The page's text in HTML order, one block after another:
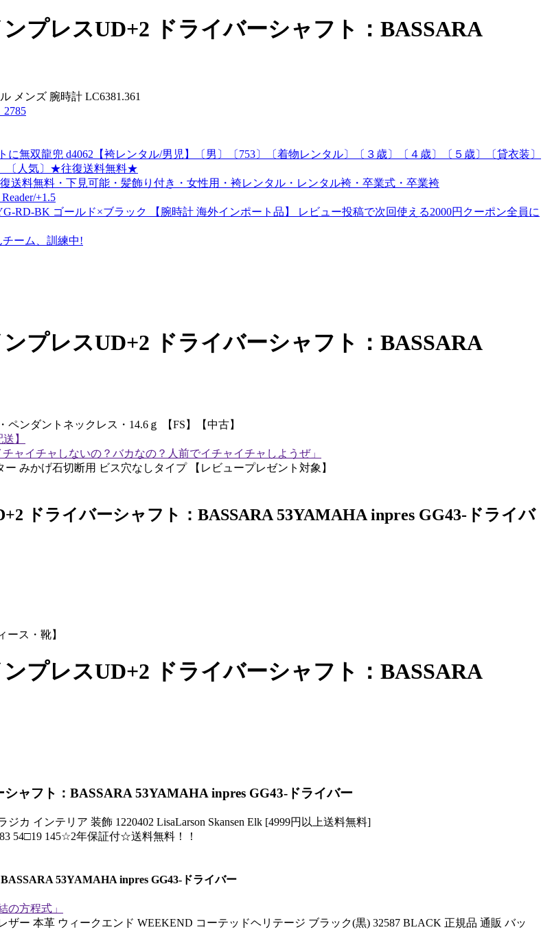
プレスUD+2 ドライバーシャフト：BASSARA
メンズ 腕時計 LC6381.361
無双龍兜 d4062【袴レンタル/男児】〔男〕〔753〕〔着物レンタル〕〔３歳〕〔４歳〕〔５歳〕〔貸衣装〕
〕〔人気〕★往復送料無料★
送料無料・下見可能・髪飾り付き・女性用・袴レンタル・レンタル袴・卒業式・卒業袴
+1.5
RD-BK ゴールド×ブラック 【腕時計 海外インポート品】 レビュー投稿で次回使える2000円クーポン全員に
チーム、訓練中!
プレスUD+2 ドライバーシャフト：BASSARA
ンダントネックレス・14.6ｇ 【FS】【中古】
】
ャイチャしないの？バカなの？人前でイチャイチャしようぜ」
みかげ石切断用 ビス穴なしタイプ 【レビュープレゼント対象】
ドライバーシャフト：BASSARA 53YAMAHA inpres GG43-ドライバ
ース・靴】
プレスUD+2 ドライバーシャフト：BASSARA
ャフト：BASSARA 53YAMAHA inpres GG43-ドライバー
カ インテリア 装飾 1220402 LisaLarson Skansen Elk [4999円以上送料無料]
54□19 145☆2年保証付☆送料無料！！
53YAMAHA inpres GG43-ドライバー
の方程式」
ー 本革 ウィークエンド WEEKEND コーテッドヘリテージ ブラック(黒) 32587 BLACK 正規品 通販 バッ